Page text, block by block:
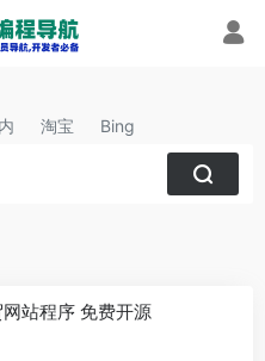
淘宝 Bing
站程序 免费开源